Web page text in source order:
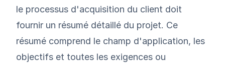
le processus d'acquisition du client doit
fournir un résumé détaillé du projet. Ce
résumé comprend le champ d'application, les
objectifs et toutes les exigences ou